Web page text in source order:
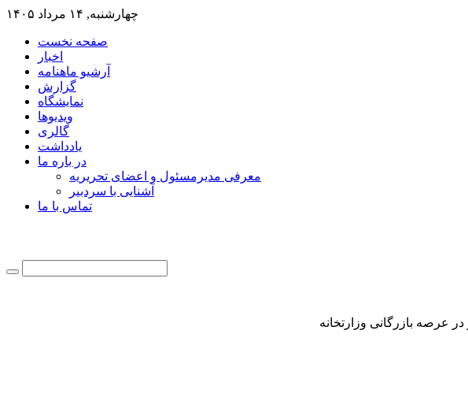
چهارشنبه, ۱۴ مرداد ۱۴۰۵
صفحه نخست
اخبار
آرشیو ماهنامه
گزارش
نمایشگاه
ویدیوها
گالری
یادداشت
در باره ما
معرفی مدیرمسئول و اعضای تحریریه
آشنایی با سردبیر
تماس با ما